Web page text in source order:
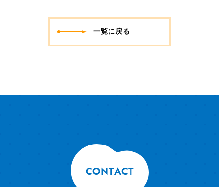
一覧に戻る
CONTACT